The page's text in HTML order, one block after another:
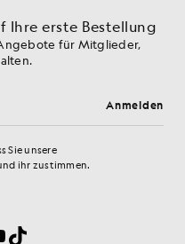
Ihre erste Bestellung
für Mitglieder,
Anmelden
Sie unsere
ihr zustimmen.
TikTok